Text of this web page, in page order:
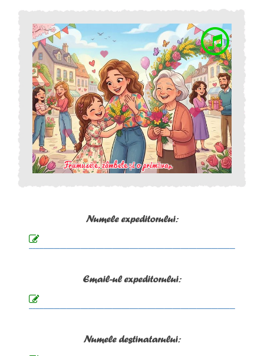
Numele expeditorului:
Email-ul expeditorului:
Numele destinatarului: